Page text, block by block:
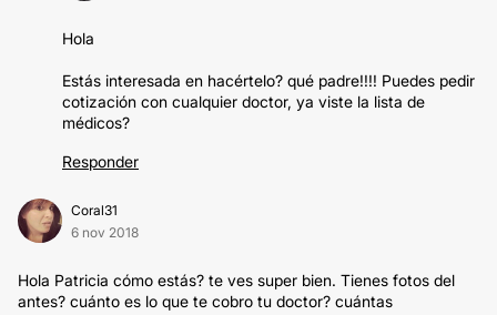
Hola
Estás interesada en hacértelo? qué padre!!!! Puedes pedir
cotización con cualquier doctor, ya viste la lista de
médicos?
Responder
Coral31
6 nov 2018
Hola Patricia cómo estás? te ves super bien. Tienes fotos del
antes? cuánto es lo que te cobro tu doctor? cuántas